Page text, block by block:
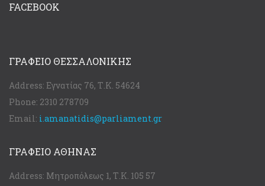
FACEBOOK
ΓΡΑΦΕΊΟ ΘΕΣΣΑΛΟΝΊΚΗΣ
Address: Εγνατίας 76, Τ.Κ. 54624
Phone: 2310 278709
Email: i.amanatidis@parliament.gr
ΓΡΑΦΕΊΟ ΑΘΉΝΑΣ
Address: Μητροπόλεως 1, Τ.Κ. 105 57